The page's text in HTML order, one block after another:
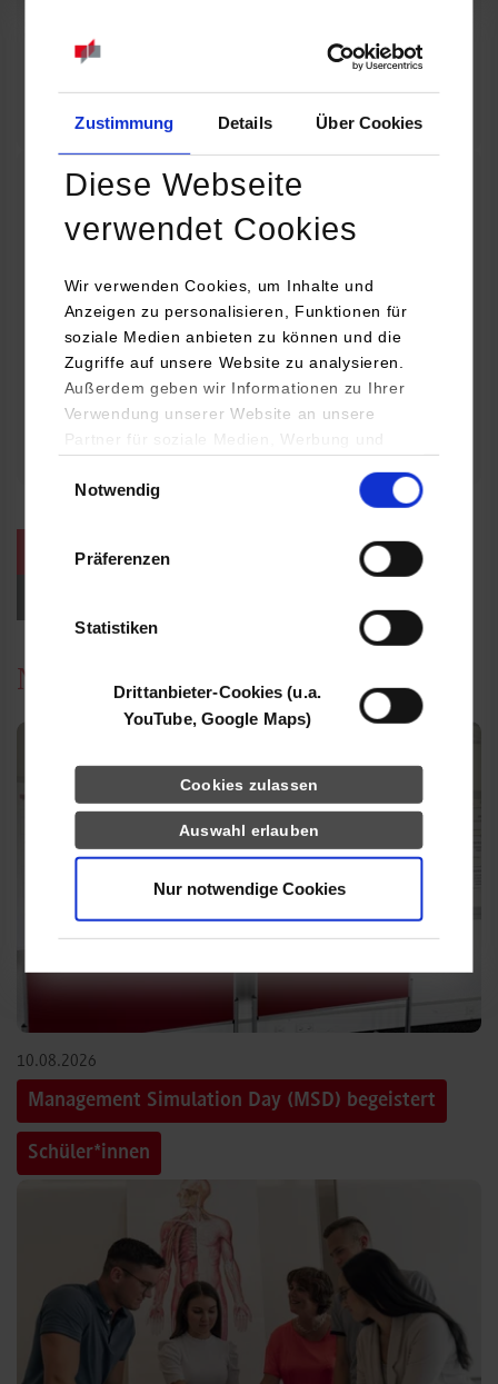
Zustimmung Details Über Cookies
Diese Webseite
verwendet Cookies
Wir verwenden Cookies, um Inhalte und
Anzeigen zu personalisieren, Funktionen für
soziale Medien anbieten zu können und die
Zugriffe auf unsere Website zu analysieren.
Außerdem geben wir Informationen zu Ihrer
Verwendung unserer Website an unsere
Partner für soziale Medien, Werbung und
YouTube, Google Maps) führen diese
Daten zusammen, die Sie ihnen bereitgestellt
haben oder die sie im Rahmen Ihrer Nutzung
Notwendig
Präferenzen
Statistiken
Drittanbieter-Cookies (u.a.
YouTube, Google Maps)
Cookies zulassen
Auswahl erlauben
Nur notwendige Cookies
Online INDIS-Infoveranstaltung für Studierende
Zum Event
Technologietag: Clean Urban Transportation –
nachhaltige Mobilität im (sub)urbanen Umfeld
16.09.2026 - 17.09.2026
Im Mittelpunkt stehen elektrische Antriebe, moderne
Batterietechnologien und innovative Fahrzeugkonzepte für
nachhaltige Mobilität in Stadt und…
weitere Veranstaltungen / Termine
News
10.08.2026
Management Simulation Day (MSD) begeistert
Schüler*innen